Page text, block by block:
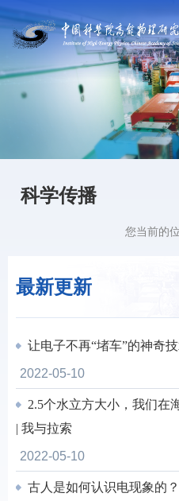
科学传播
最新更新
您当前的
让电子不再“堵车”的神奇
2022-05-10
2.5个水立方大小，我们在
| 我与拉索
2022-05-10
古人是如何认识电现象的